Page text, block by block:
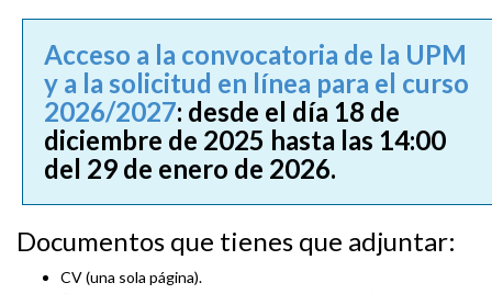
Acceso a la convocatoria de la UPM
y a la solicitud en línea para el curso
2026/2027: desde el día 18 de
diciembre de 2025 hasta las 14:00
del 29 de enero de 2026.
Documentos que tienes que adjuntar:
CV (una sola página).